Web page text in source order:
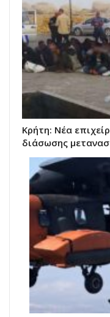
Κρήτη: Νέα
διάσωσης